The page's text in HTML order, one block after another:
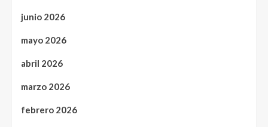
junio 2026
mayo 2026
abril 2026
marzo 2026
febrero 2026